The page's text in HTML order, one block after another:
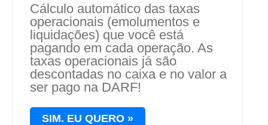
Cálculo automático das taxas
operacionais (emolumentos e
liquidações) que você está
pagando em cada operação. As
taxas operacionais já são
descontadas no caixa e no valor a
ser pago na DARF!
SIM. EU QUERO »